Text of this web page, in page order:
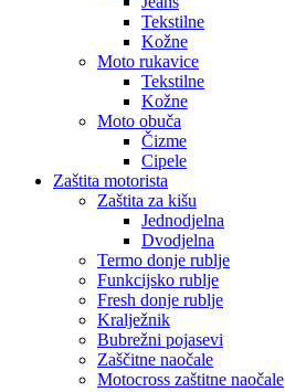
Tekstilne
Kožne
Moto rukavice
Tekstilne
Kožne
Moto obuča
Čizme
Cipele
Zaštita motorista
Zaštita za kišu
Jednodjelna
Dvodjelna
Termo donje rublje
Funkcijsko rublje
Fresh donje rublje
Kralježnik
Bubrežni pojasevi
Zaščitne naočale
Motocross zaštitne naočale